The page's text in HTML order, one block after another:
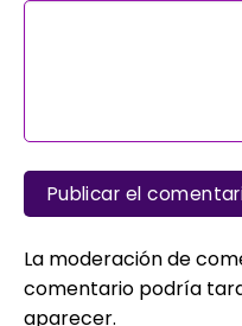
La moderación de
comentario podría
aparecer.